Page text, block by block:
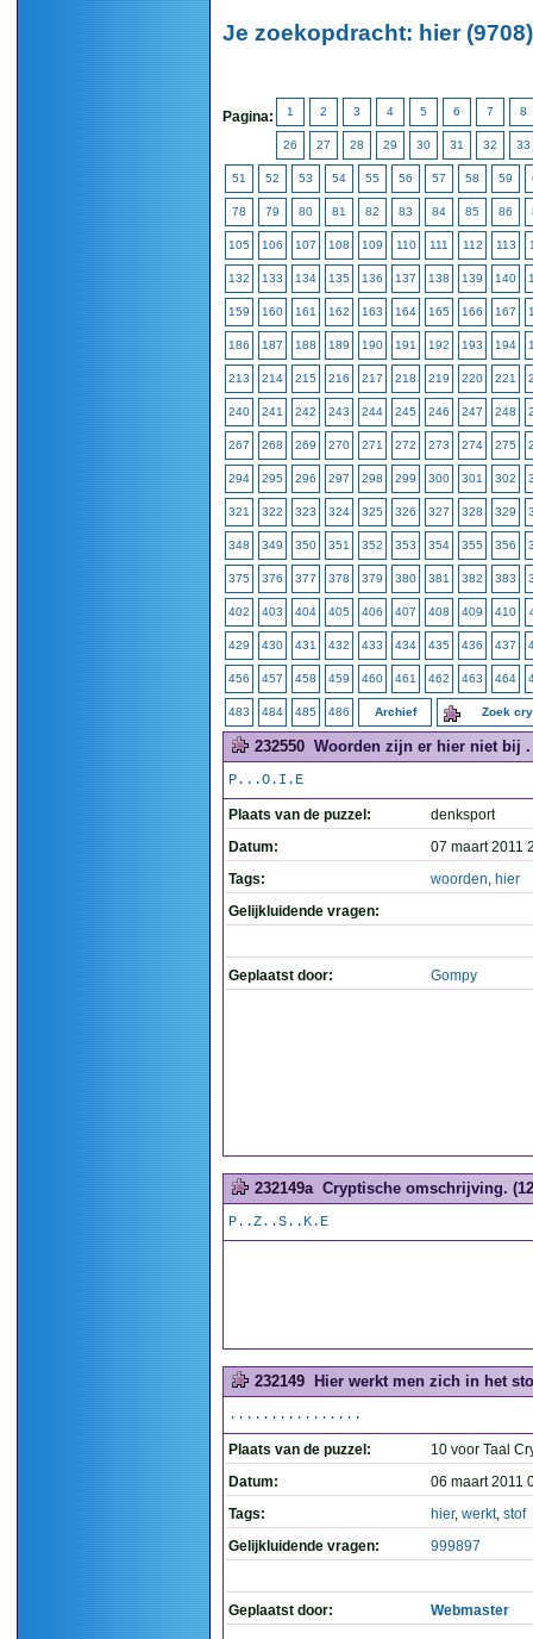
Je zoekopdracht: hier (9708)
Pagina: 1 2 3 4 5 6 7 8
26 27 28 29 30 31 32 33
51 52 53 54 55 56 57 58 59
78 79 80 81 82 83 84 85 86
105 106 107 108 109 110 111 112 113
132 133 134 135 136 137 138 139 140
159 160 161 162 163 164 165 166 167
186 187 188 189 190 191 192 193 194
213 214 215 216 217 218 219 220 221
240 241 242 243 244 245 246 247 248
267 268 269 270 271 272 273 274 275
294 295 296 297 298 299 300 301 302
321 322 323 324 325 326 327 328 329
348 349 350 351 352 353 354 355 356
375 376 377 378 379 380 381 382 383
402 403 404 405 406 407 408 409 410
429 430 431 432 433 434 435 436 437
456 457 458 459 460 461 462 463 464
483 484 485 486 Archief Zoek
232550 Woorden zijn er hier niet bij .
P...O.I.E
Plaats van de puzzel:
denksport
Datum:
07 maart 2011
Tags:
woorden, hier
Gelijkluidende vragen:
Geplaatst door: Gompy
232149a Cryptische omschrijving.
P..Z..S..K.E
232149 Hier werkt men zich in het
................
Plaats van de puzzel:
10 voor Taal
Datum:
06 maart 2011
Tags:
hier, werkt, stof
Gelijkluidende vragen:
999897
Geplaatst door: Webmaster